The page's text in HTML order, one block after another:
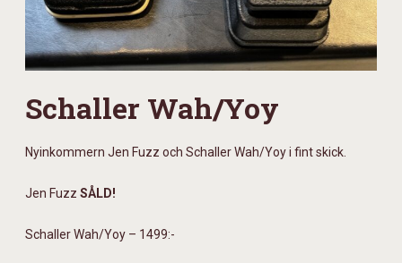
Schaller Wah/Yoy
Nyinkommern Jen Fuzz och Schaller Wah/Yoy i fint skick.
Jen Fuzz SÅLD!
Schaller Wah/Yoy – 1499:-